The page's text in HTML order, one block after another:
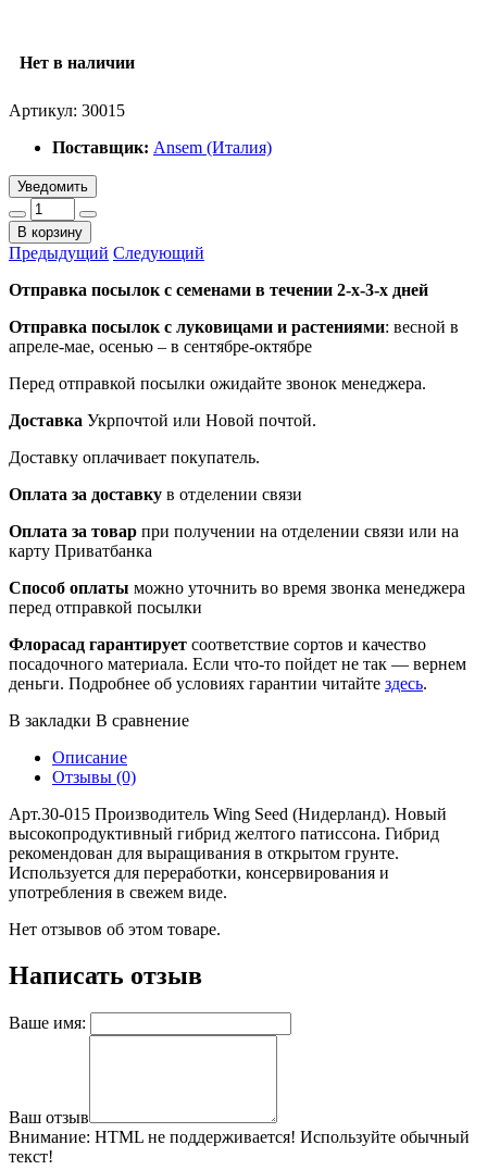
Нет в наличии
Артикул: 30015
Поставщик: Ansem (Италия)
Уведомить
В корзину
Предыдущий Следующий
Отправка посылок с семенами в течении 2-х-3-х дней
Отправка посылок с луковицами и растениями: весной в
апреле-мае, осенью – в сентябре-октябре
Перед отправкой посылки ожидайте звонок менеджера.
Доставка Укрпочтой или Новой почтой.
Доставку оплачивает покупатель.
Оплата за доставку в отделении связи
Оплата за товар при получении на отделении связи или на
карту Приватбанка
Способ оплаты можно уточнить во время звонка менеджера
перед отправкой посылки
Флорасад гарантирует соответствие сортов и качество
посадочного материала. Если что-то пойдет не так — вернем
деньги. Подробнее об условиях гарантии читайте здесь.
В закладки В сравнение
Описание
Отзывы (0)
Арт.30-015 Производитель Wing Seed (Нидерланд). Новый
высокопродуктивный гибрид желтого патиссона. Гибрид
рекомендован для выращивания в открытом грунте.
Используется для переработки, консервирования и
употребления в свежем виде.
Нет отзывов об этом товаре.
Написать отзыв
Ваше имя:
Ваш отзыв
Внимание: HTML не поддерживается! Используйте обычный
текст!